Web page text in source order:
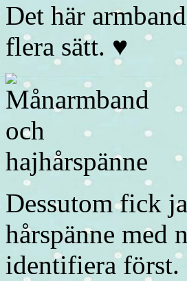
Det här
flera sätt. ♥
Dessutom fick
hårspänne
identifiera först.